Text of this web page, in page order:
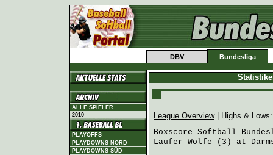
DBV Bundesliga
ALLE SPIELER
2010
PLAYOFFS
PLAYDOWNS NORD
PLAYDOWNS SÜD
League Overview| Highs &
Boxscore Softball
Laufer Wölfe (3) at